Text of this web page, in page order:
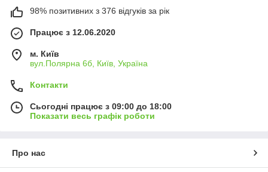
98% позитивних з 376 відгуків за рік
Працює з 12.06.2020
м. Київ
вул.Полярна 6б, Київ, Україна
Контакти
Сьогодні працює з 09:00 до 18:00
Показати весь графік роботи
Про нас